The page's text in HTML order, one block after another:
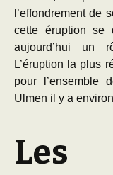
l’effondrement de
cette éruption se
aujourd’hui un
L’éruption la plus
pour l’ensemble
Ulmen il y a
Les